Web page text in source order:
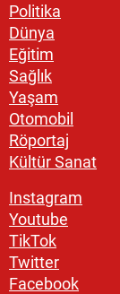
Politika
Dünya
Eğitim
Sağlık
Yaşam
Otomobil
Röportaj
Kültür Sanat
Instagram
Youtube
TikTok
Twitter
Facebook